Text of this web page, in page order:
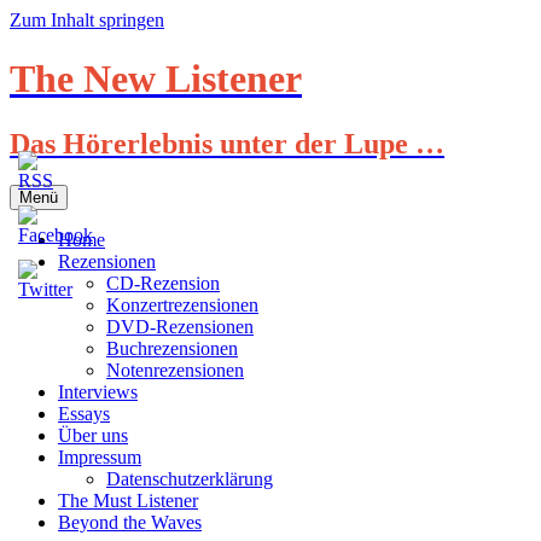
Zum Inhalt springen
The New Listener
Das Hörerlebnis unter der Lupe …
Menü
Home
Rezensionen
CD-Rezension
Konzertrezensionen
DVD-Rezensionen
Buchrezensionen
Notenrezensionen
Interviews
Essays
Über uns
Impressum
Datenschutzerklärung
The Must Listener
Beyond the Waves